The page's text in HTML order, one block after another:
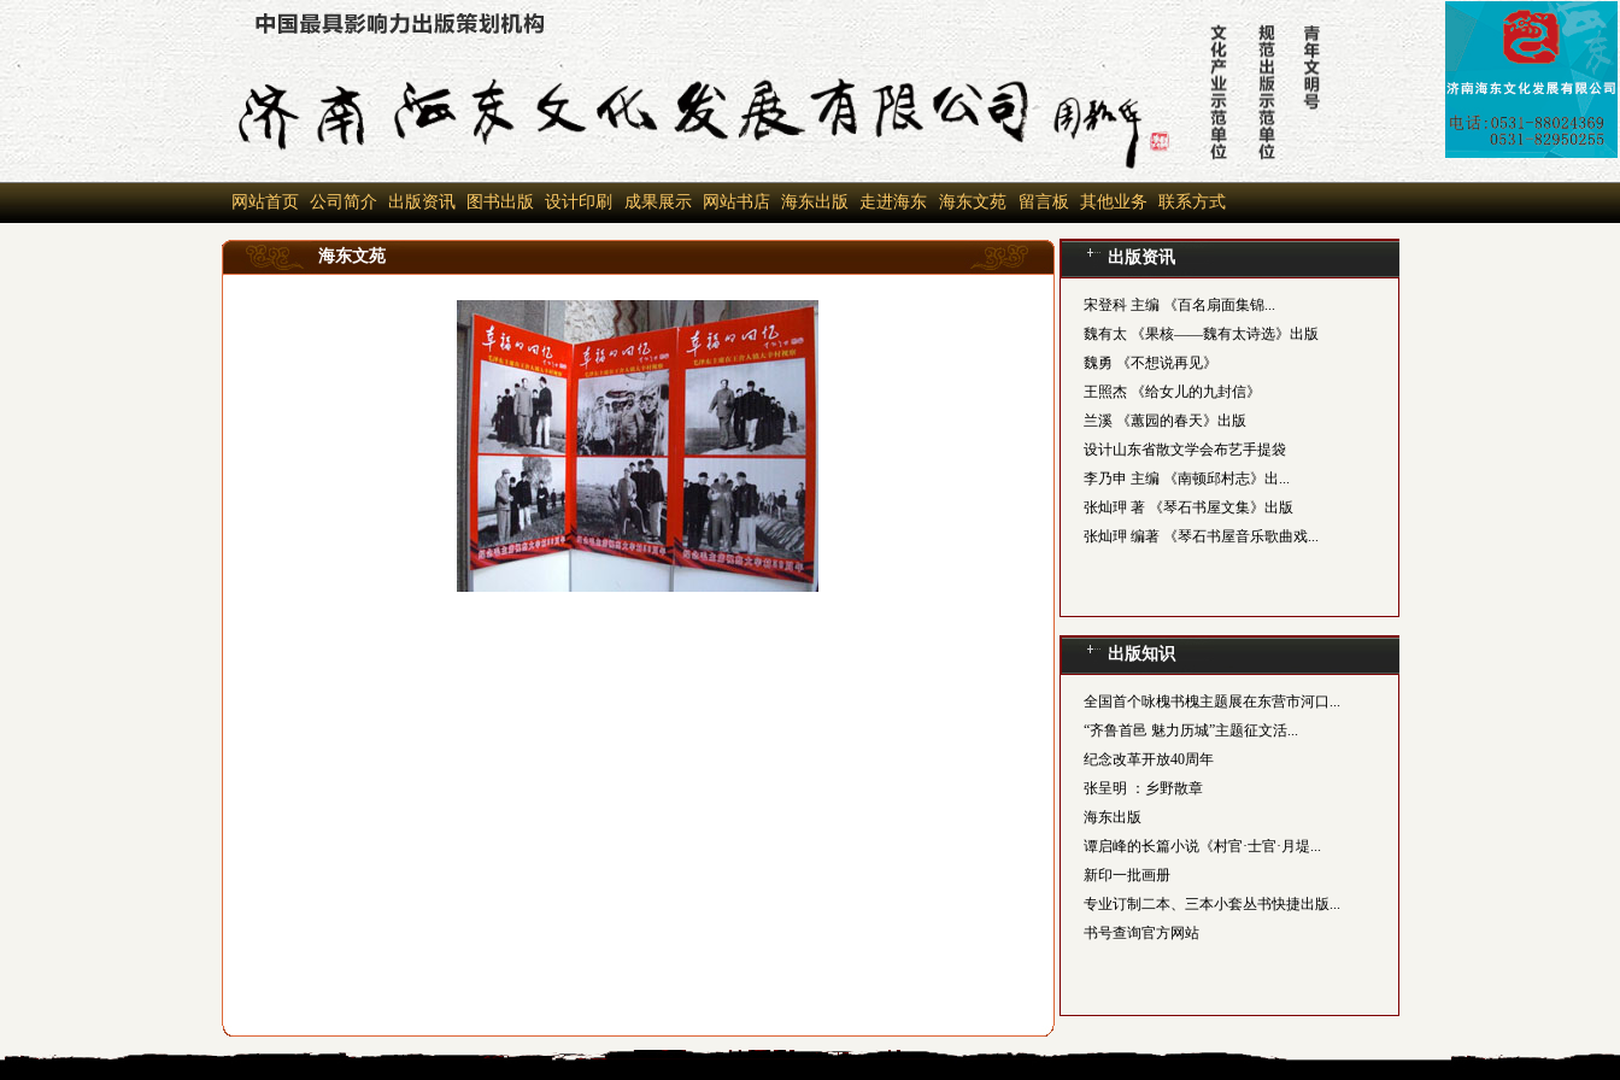
网站首页 公司简介 出版资讯 图书出版 设计印刷 成果展示 网站书店 海东出版 走进海东 海东文苑 留言板 其他业务 联系方式
海东文苑 出版资讯
宋登科 主编 《百名扇面集锦...
魏有太 《果核——魏有太诗选》出版
魏勇 《不想说再见》
王照杰 《给女儿的九封信》
兰溪 《蕙园的春天》出版
设计山东省散文学会布艺手提袋
李乃申 主编 《南顿邱村志》出...
张灿玾 著 《琴石书屋文集》出版
张灿玾 编著 《琴石书屋音乐歌曲戏...
出版知识
全国首个咏槐书槐主题展在东营市河口...
“齐鲁首邑 魅力历城”主题征文活...
纪念改革开放40周年
张呈明 ：乡野散章
海东出版
谭启峰的长篇小说《村官·士官·月堤...
新印一批画册
专业订制二本、三本小套丛书快捷出版...
书号查询官方网站